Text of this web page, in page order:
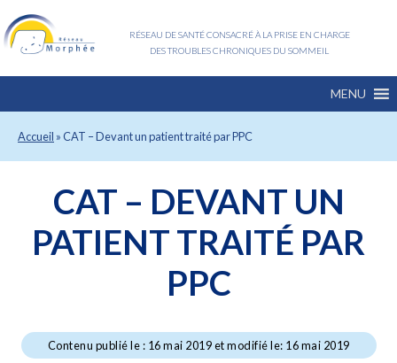
RÉSEAU DE SANTÉ CONSACRÉ À LA PRISE EN CHARGE
DES TROUBLES CHRONIQUES DU SOMMEIL
MENU
Accueil »CAT – Devant un patient traité par PPC
CAT – DEVANT UN
PATIENT TRAITÉ PAR
PPC
Contenu publié le : 16 mai 2019 et modifié le: 16 mai 2019